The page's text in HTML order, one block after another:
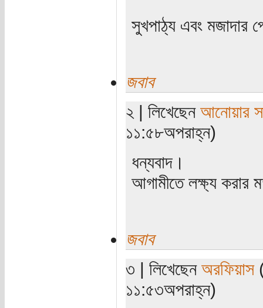
সুখপাঠ্য এবং মজাদার
জবাব
২ | লিখেছেন আনোয়ার
১১:৫৮অপরাহ্ন)
ধন্যবাদ।
আগামীতে লক্ষ্য
জবাব
৩ | লিখেছেন অরফিয়াস
১১:৫৩অপরাহ্ন)